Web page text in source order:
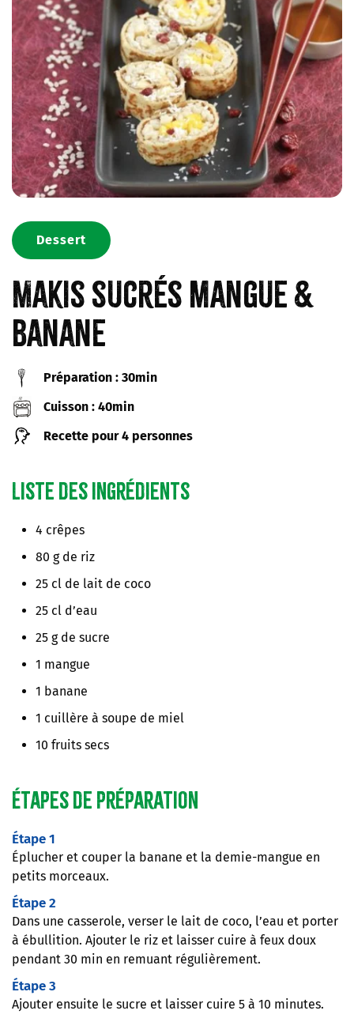
Dessert
Makis sucrés mangue &
banane
Préparation : 30min
Cuisson : 40min
Recette pour 4 personnes
Liste des ingrédients
4 crêpes
80 g de riz
25 cl de lait de coco
25 cl d’eau
25 g de sucre
1 mangue
1 banane
1 cuillère à soupe de miel
10 fruits secs
Étapes de préparation
Étape 1
Éplucher et couper la banane et la demie-mangue en
petits morceaux.
Étape 2
Dans une casserole, verser le lait de coco, l’eau et porter
à ébullition. Ajouter le riz et laisser cuire à feux doux
pendant 30 min en remuant régulièrement.
Étape 3
Ajouter ensuite le sucre et laisser cuire 5 à 10 minutes.